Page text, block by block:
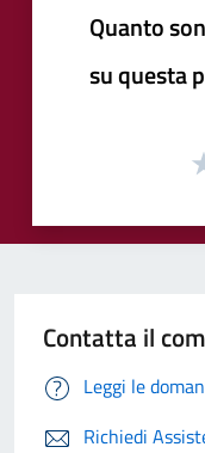
Quanto
su questa
Contatta il
Leggi le
Richiedi